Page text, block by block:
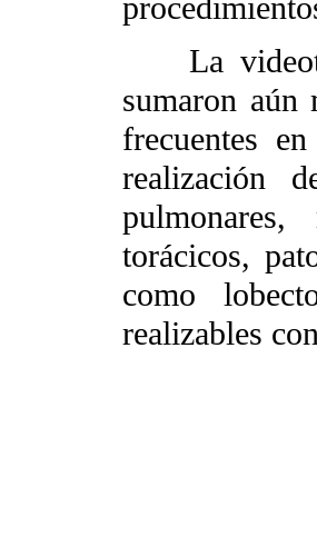
La
sumaron aún
frecuentes
realización
torácicos,
como
realizables